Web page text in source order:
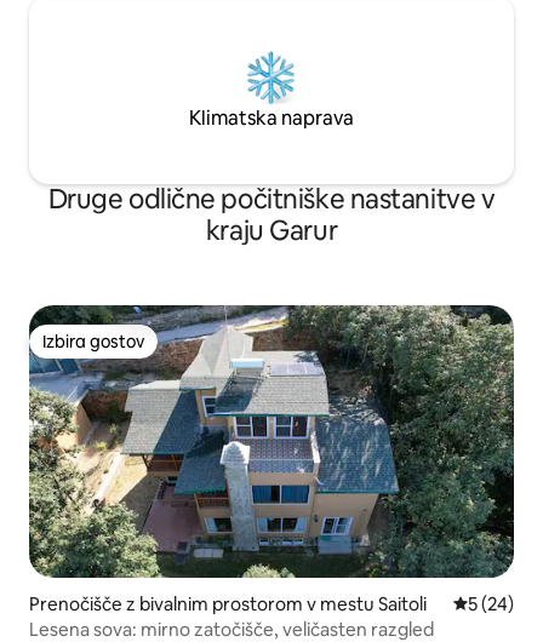
Klimatska naprava
Druge odlične počitniške nastanitve v
kraju Garur
Izbira gostov
Izbira gostov
Prenočišče z bivalnim prostorom v mestu Saitoli
5 (24)
Lesena sova: mirno zatočišče, veličasten razgled